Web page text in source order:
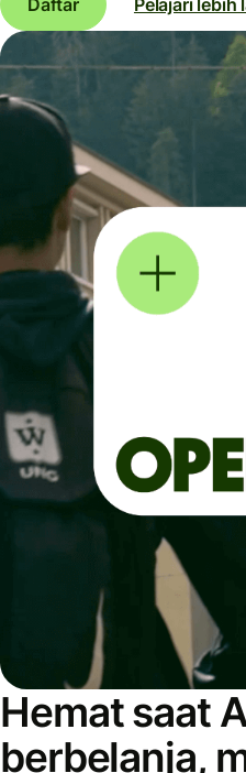
Daftar Pelajari lebih
Hemat saat
berbelanja,